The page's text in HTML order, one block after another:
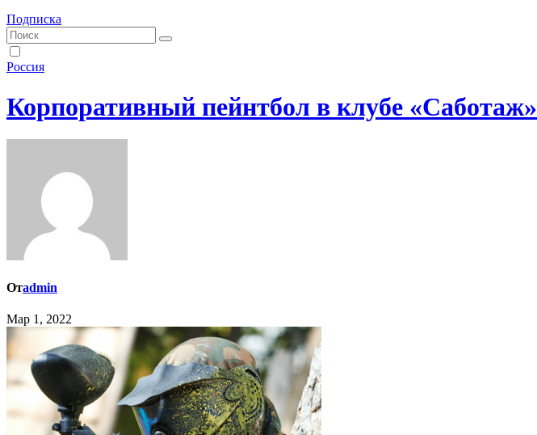
Подписка
Россия
Корпоративный пейнтбол в клубе «Саботаж»
Отadmin
Мар 1, 2022